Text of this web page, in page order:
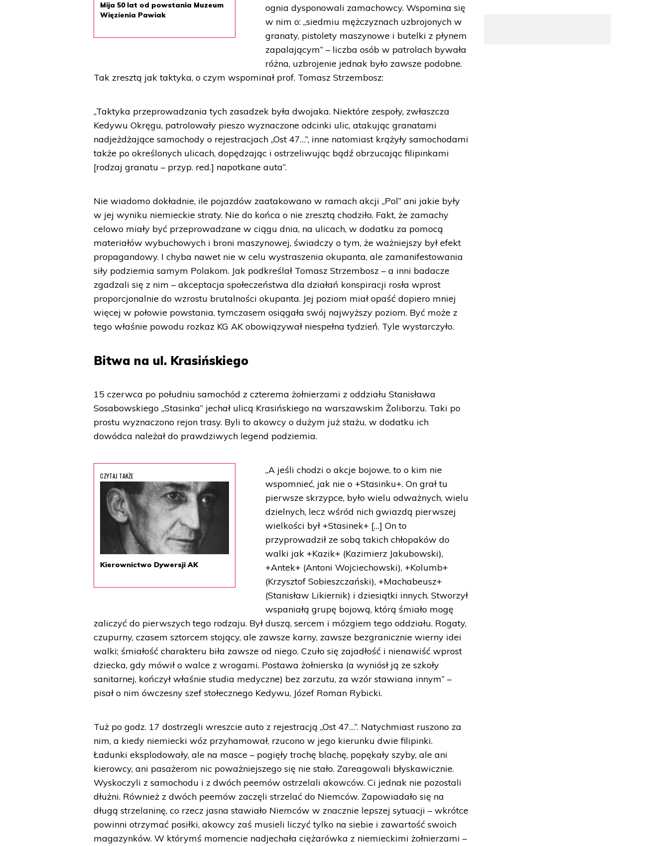
Mija 50 lat od powstania Muzeum
Więzienia Pawiak
ognia dysponowali zamachowcy. Wspomina się
w nim o: „siedmiu mężczyznach uzbrojonych w
granaty, pistolety maszynowe i butelki z płynem
zapalającym” – liczba osób w patrolach bywała
różna, uzbrojenie jednak było zawsze podobne.
Tak zresztą jak taktyka, o czym wspominał prof. Tomasz Strzembosz:
„Taktyka przeprowadzania tych zasadzek była dwojaka. Niektóre zespoły, zwłaszcza
Kedywu Okręgu, patrolowały pieszo wyznaczone odcinki ulic, atakując granatami
nadjeżdżające samochody o rejestracjach „Ost 47…”, inne natomiast krążyły samochodami
także po określonych ulicach, dopędzając i ostrzeliwując bądź obrzucając filipinkami
[rodzaj granatu – przyp. red.] napotkane auta”.
Nie wiadomo dokładnie, ile pojazdów zaatakowano w ramach akcji „Pol” ani jakie były
w jej wyniku niemieckie straty. Nie do końca o nie zresztą chodziło. Fakt, że zamachy
celowo miały być przeprowadzane w ciągu dnia, na ulicach, w dodatku za pomocą
materiałów wybuchowych i broni maszynowej, świadczy o tym, że ważniejszy był efekt
propagandowy. I chyba nawet nie w celu wystraszenia okupanta, ale zamanifestowania
siły podziemia samym Polakom. Jak podkreślał Tomasz Strzembosz – a inni badacze
zgadzali się z nim – akceptacja społeczeństwa dla działań konspiracji rosła wprost
proporcjonalnie do wzrostu brutalności okupanta. Jej poziom miał opaść dopiero mniej
więcej w połowie powstania, tymczasem osiągała swój najwyższy poziom. Być może z
tego właśnie powodu rozkaz KG AK obowiązywał niespełna tydzień. Tyle wystarczyło.
Bitwa na ul. Krasińskiego
15 czerwca po południu samochód z czterema żołnierzami z oddziału Stanisława
Sosabowskiego „Stasinka” jechał ulicą Krasińskiego na warszawskim Żoliborzu. Taki po
prostu wyznaczono rejon trasy. Byli to akowcy o dużym już stażu, w dodatku ich
dowódca należał do prawdziwych legend podziemia.
CZYTAJ TAKŻE
Kierownictwo Dywersji AK
„A jeśli chodzi o akcje bojowe, to o kim nie
wspomnieć, jak nie o +Stasinku+. On grał tu
pierwsze skrzypce, było wielu odważnych, wielu
dzielnych, lecz wśród nich gwiazdą pierwszej
wielkości był +Stasinek+ […] On to
przyprowadził ze sobą takich chłopaków do
walki jak +Kazik+ (Kazimierz Jakubowski),
+Antek+ (Antoni Wojciechowski), +Kolumb+
(Krzysztof Sobieszczański), +Machabeusz+
(Stanisław Likiernik) i dziesiątki innych. Stworzył
wspaniałą grupę bojową, którą śmiało mogę
zaliczyć do pierwszych tego rodzaju. Był duszą, sercem i mózgiem tego oddziału. Rogaty,
czupurny, czasem sztorcem stojący, ale zawsze karny, zawsze bezgranicznie wierny idei
walki; śmiałość charakteru biła zawsze od niego. Czuło się zajadłość i nienawiść wprost
dziecka, gdy mówił o walce z wrogami. Postawa żołnierska (a wyniósł ją ze szkoły
sanitarnej, kończył właśnie studia medyczne) bez zarzutu, za wzór stawiana innym” –
pisał o nim ówczesny szef stołecznego Kedywu, Józef Roman Rybicki.
Tuż po godz. 17 dostrzegli wreszcie auto z rejestracją „Ost 47…”. Natychmiast ruszono za
nim, a kiedy niemiecki wóz przyhamował, rzucono w jego kierunku dwie filipinki.
Ładunki eksplodowały, ale na masce – pogięły trochę blachę, popękały szyby, ale ani
kierowcy, ani pasażerom nic poważniejszego się nie stało. Zareagowali błyskawicznie.
Wyskoczyli z samochodu i z dwóch peemów ostrzelali akowców. Ci jednak nie pozostali
dłużni. Również z dwóch peemów zaczęli strzelać do Niemców. Zapowiadało się na
długą strzelaninę, co rzecz jasna stawiało Niemców w znacznie lepszej sytuacji – wkrótce
powinni otrzymać posiłki, akowcy zaś musieli liczyć tylko na siebie i zawartość swoich
magazynków. W którymś momencie nadjechała ciężarówka z niemieckimi żołnierzami –